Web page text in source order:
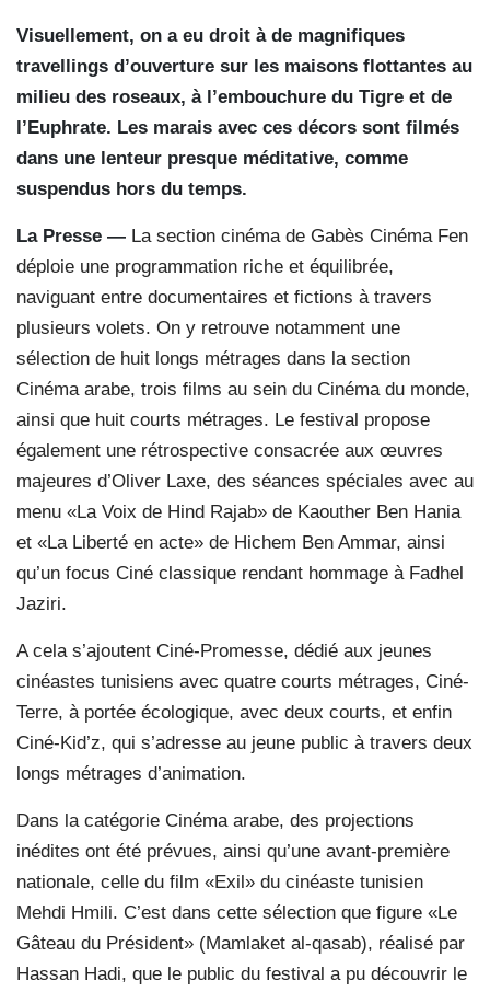
Visuellement, on a eu droit à de magnifiques
travellings d’ouverture sur les maisons flottantes au
milieu des roseaux, à l’embouchure du Tigre et de
l’Euphrate. Les marais avec ces décors sont filmés
dans une lenteur presque méditative, comme
suspendus hors du temps.
La Presse — La section cinéma de Gabès Cinéma Fen
déploie une programmation riche et équilibrée,
naviguant entre documentaires et fictions à travers
plusieurs volets. On y retrouve notamment une
sélection de huit longs métrages dans la section
Cinéma arabe, trois films au sein du Cinéma du monde,
ainsi que huit courts métrages. Le festival propose
également une rétrospective consacrée aux œuvres
majeures d’Oliver Laxe, des séances spéciales avec au
menu «La Voix de Hind Rajab» de Kaouther Ben Hania
et «La Liberté en acte» de Hichem Ben Ammar, ainsi
qu’un focus Ciné classique rendant hommage à Fadhel
Jaziri.
A cela s’ajoutent Ciné-Promesse, dédié aux jeunes
cinéastes tunisiens avec quatre courts métrages, Ciné-
Terre, à portée écologique, avec deux courts, et enfin
Ciné-Kid’z, qui s’adresse au jeune public à travers deux
longs métrages d’animation.
Dans la catégorie Cinéma arabe, des projections
inédites ont été prévues, ainsi qu’une avant-première
nationale, celle du film «Exil» du cinéaste tunisien
Mehdi Hmili. C’est dans cette sélection que figure «Le
Gâteau du Président» (Mamlaket al-qasab), réalisé par
Hassan Hadi, que le public du festival a pu découvrir le